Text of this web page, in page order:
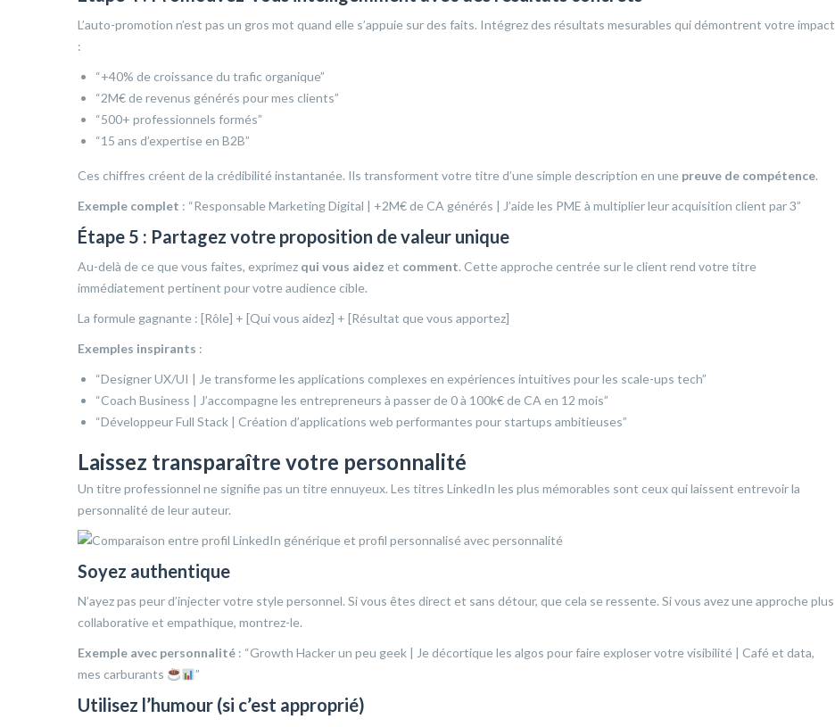
L’auto-promotion n’est pas un gros mot quand elle s’appuie sur des faits. Intégrez des résultats mesurables qui démontrent votre impact
:
“+40% de croissance du trafic organique”
“2M€ de revenus générés pour mes clients”
“500+ professionnels formés”
“15 ans d’expertise en B2B”
Ces chiffres créent de la crédibilité instantanée. Ils transforment votre titre d’une simple description en une preuve de compétence.
Exemple complet : “Responsable Marketing Digital | +2M€ de CA générés | J’aide les PME à multiplier leur acquisition client par 3”
Étape 5 : Partagez votre proposition de valeur unique
Au-delà de ce que vous faites, exprimez qui vous aidez et comment. Cette approche centrée sur le client rend votre titre
immédiatement pertinent pour votre audience cible.
La formule gagnante : [Rôle] + [Qui vous aidez] + [Résultat que vous apportez]
Exemples inspirants :
“Designer UX/UI | Je transforme les applications complexes en expériences intuitives pour les scale-ups tech”
“Coach Business | J’accompagne les entrepreneurs à passer de 0 à 100k€ de CA en 12 mois”
“Développeur Full Stack | Création d’applications web performantes pour startups ambitieuses”
Laissez transparaître votre personnalité
Un titre professionnel ne signifie pas un titre ennuyeux. Les titres LinkedIn les plus mémorables sont ceux qui laissent entrevoir la
personnalité de leur auteur.
Soyez authentique
N’ayez pas peur d’injecter votre style personnel. Si vous êtes direct et sans détour, que cela se ressente. Si vous avez une approche plus
collaborative et empathique, montrez-le.
Exemple avec personnalité : “Growth Hacker un peu geek | Je décortique les algos pour faire exploser votre visibilité | Café et data,
mes carburants
”
Utilisez l’humour (si c’est approprié)